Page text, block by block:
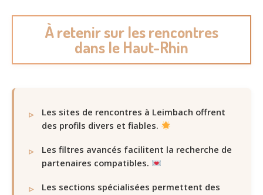
À retenir sur les rencontres
dans le Haut-Rhin
Les sites de rencontres à Leimbach offrent
des profils divers et fiables.
Les filtres avancés facilitent la recherche de
partenaires compatibles.
Les sections spécialisées permettent des